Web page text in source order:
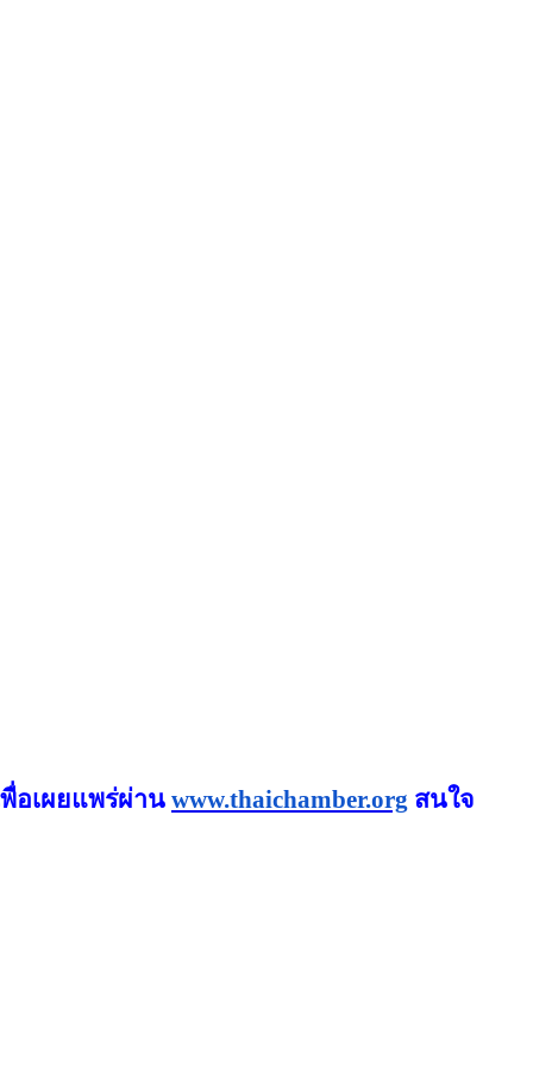
อเผยแพร่ผ่าน www.thaichamber.org สนใจ